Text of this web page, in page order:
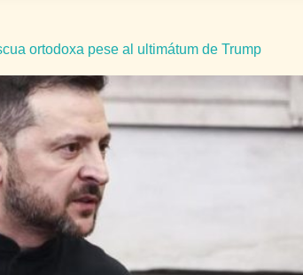
ortodoxa pese al ultimátum de Trump